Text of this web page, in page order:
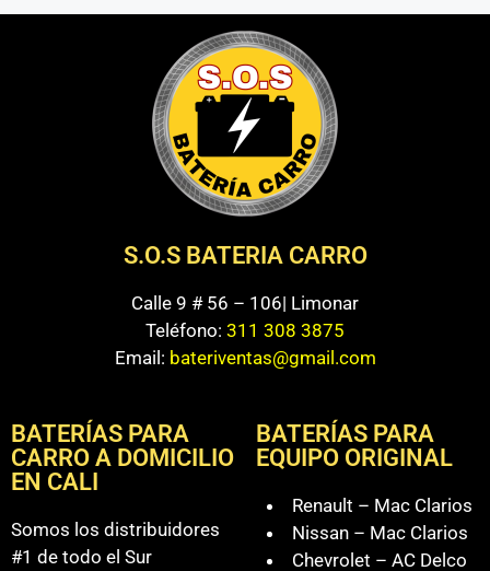
S.O.S BATERIA CARRO
Calle 9 # 56 – 106| Limonar
Teléfono: 311 308 3875
Email: bateriventas@gmail.com
BATERÍAS PARA
CARRO A DOMICILIO
EN CALI
Somos los distribuidores
#1 de todo el Sur
BATERÍAS PARA
EQUIPO ORIGINAL
Renault – Mac Clarios
Nissan – Mac Clarios
Chevrolet – AC Delco